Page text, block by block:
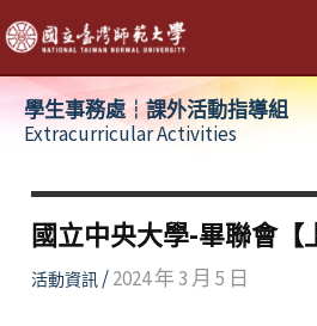
跳
至
主
學生事務處┆課外活動指導組
Extracurricular Activities
國立中央大學-畢聯會【
活動資訊/2024 年 3 月 5 日